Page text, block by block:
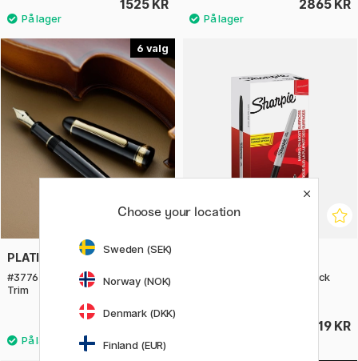
1525 KR 2865 KR
6
PLATINUM
#3776 Century Fyldepen Gold
Trim
Fine Marker sæt 24 stk Black
419 KR
Choose your location
Sweden (SEK)
Norway (NOK)
Denmark (DKK)
Finland (EUR)